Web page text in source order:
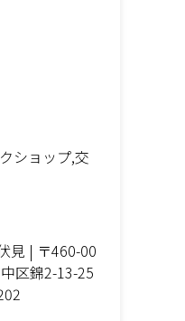
ショップ,交
見 | 〒460-00
区錦2-13-25